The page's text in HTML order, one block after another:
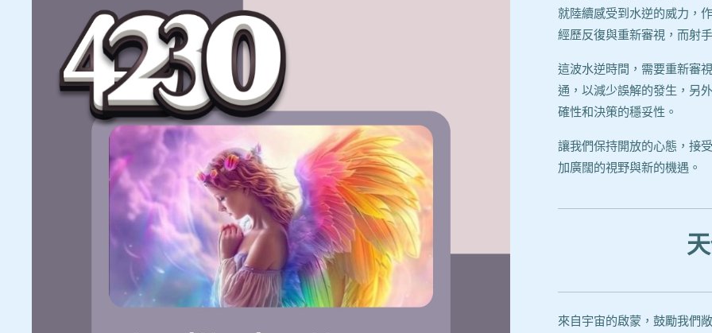
就陸續感受到水逆的威力，
經歷反復與重新審視，而射
這波水逆時間，需要重新審
通，以減少誤解的發生，另
確性和決策的穩妥性。
讓我們保持開放的心態，接
加廣闊的視野與新的機遇。
來自宇宙的啟蒙，鼓勵我們